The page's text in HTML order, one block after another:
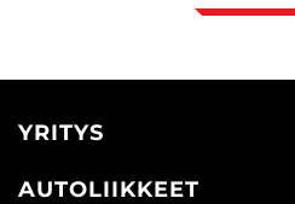
YRITYS
AUTOLIIKKEET